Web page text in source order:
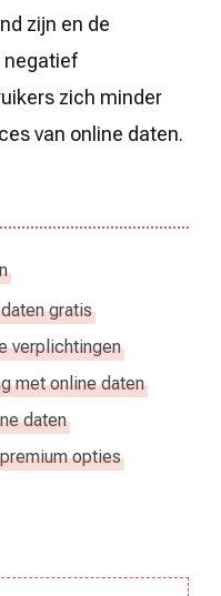
zijn en de
negatief
zich minder
van online daten.
daten gratis
verplichtingen
met online daten
daten
premium opties